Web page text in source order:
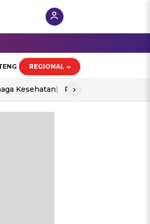
REGIONAL
Kesehatan Piala Aff 2026
›